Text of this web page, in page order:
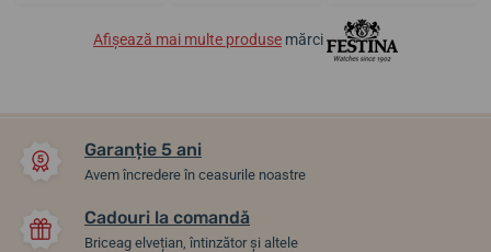
Afișează mai multe produse mărci
Garanție 5 ani
Avem încredere în ceasurile noastre
Cadouri la comandă
Briceag elvețian, întinzător și altele